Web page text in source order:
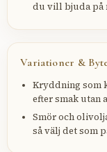
du vill bjuda på
Variationer &
Kryddning som
efter smak utan
Smör och
så välj det som